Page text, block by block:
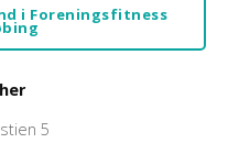
i Foreningsfitness
5